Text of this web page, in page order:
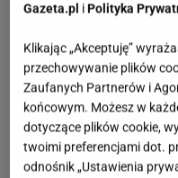
Gazeta.pl i Polityka
Klikając „Akceptuję”
przechowywanie plików
Zaufanych Partnerów i
końcowym. Możesz w
dotyczące plików cookie,
twoimi preferencjami dot.
odnośnik „Ustawienia